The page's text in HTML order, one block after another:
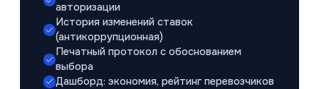
авторизации
История изменений ставок
(антикоррупционная)
Печатный протокол с обоснованием
выбора
Дашборд: экономия, рейтинг перевозчиков